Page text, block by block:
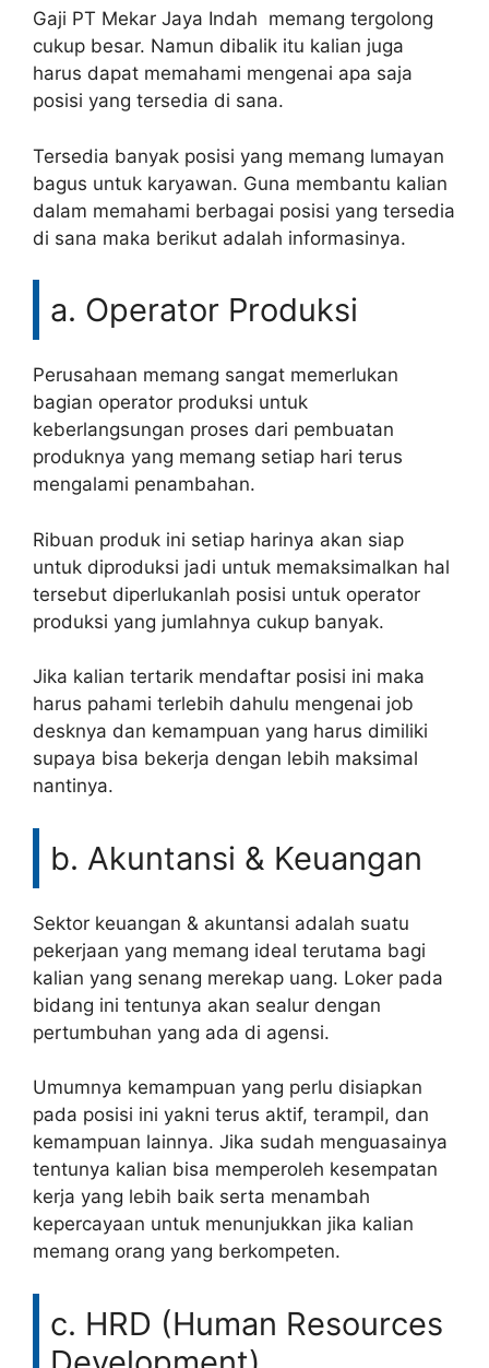
Gaji PT Mekar Jaya Indah memang tergolong
cukup besar. Namun dibalik itu kalian juga
harus dapat memahami mengenai apa saja
posisi yang tersedia di sana.
Tersedia banyak posisi yang memang lumayan
bagus untuk karyawan. Guna membantu kalian
dalam memahami berbagai posisi yang tersedia
di sana maka berikut adalah informasinya.
a. Operator Produksi
Perusahaan memang sangat memerlukan
bagian operator produksi untuk
keberlangsungan proses dari pembuatan
produknya yang memang setiap hari terus
mengalami penambahan.
Ribuan produk ini setiap harinya akan siap
untuk diproduksi jadi untuk memaksimalkan hal
tersebut diperlukanlah posisi untuk operator
produksi yang jumlahnya cukup banyak.
Jika kalian tertarik mendaftar posisi ini maka
harus pahami terlebih dahulu mengenai job
desknya dan kemampuan yang harus dimiliki
supaya bisa bekerja dengan lebih maksimal
nantinya.
b. Akuntansi & Keuangan
Sektor keuangan & akuntansi adalah suatu
pekerjaan yang memang ideal terutama bagi
kalian yang senang merekap uang. Loker pada
bidang ini tentunya akan sealur dengan
pertumbuhan yang ada di agensi.
Umumnya kemampuan yang perlu disiapkan
pada posisi ini yakni terus aktif, terampil, dan
kemampuan lainnya. Jika sudah menguasainya
tentunya kalian bisa memperoleh kesempatan
kerja yang lebih baik serta menambah
kepercayaan untuk menunjukkan jika kalian
memang orang yang berkompeten.
c. HRD (Human Resources